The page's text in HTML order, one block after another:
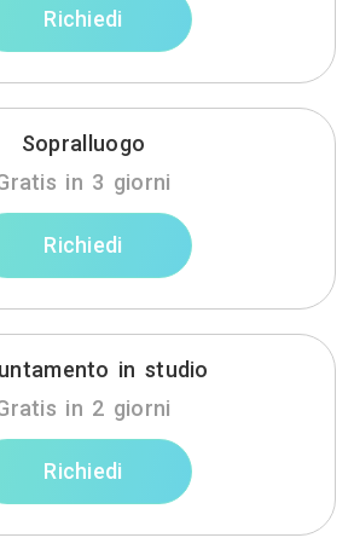
Richiedi
Sopralluogo
in 3 giorni
Richiedi
in studio
in 2 giorni
Richiedi